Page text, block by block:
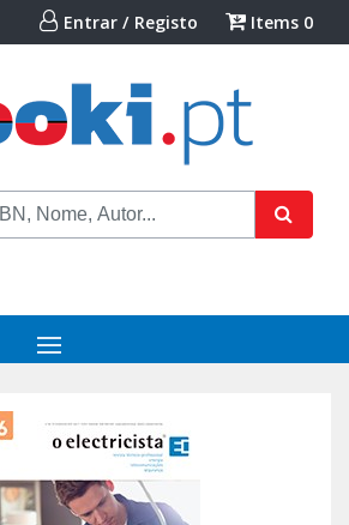
Entrar / Registo Items 0